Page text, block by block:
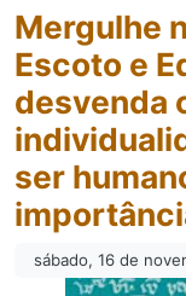
Mergulhe
Escoto e
desvenda
ser
sábado, 16 de